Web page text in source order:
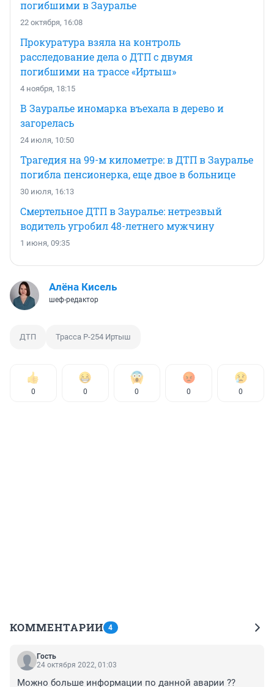
погибшими в Зауралье
22 октября, 16:08
Прокуратура взяла на контроль
расследование дела о ДТП с двумя
погибшими на трассе «Иртыш»
4 ноября, 18:15
В Зауралье иномарка въехала в дерево и
загорелась
24 июля, 10:50
Трагедия на 99-м километре: в ДТП в Зауралье
погибла пенсионерка, еще двое в больнице
30 июля, 16:13
Смертельное ДТП в Зауралье: нетрезвый
водитель угробил 48-летнего мужчину
1 июня, 09:35
Алёна Кисель
шеф-редактор
ДТП Трасса Р-254 Иртыш
0 0 0 0 0
КОММЕНТАРИИ 4
Гость
24 октября 2022, 01:03
Можно больше информации по данной аварии ??